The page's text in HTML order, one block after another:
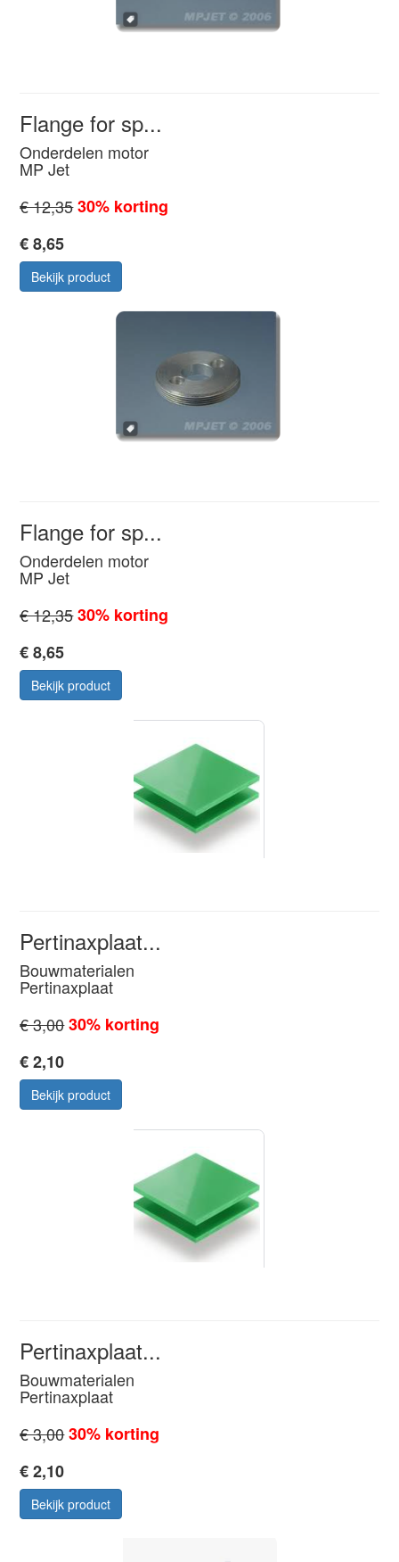
Flange for sp...
Onderdelen motor
MP Jet
€ 12,3530% korting
€ 8,65
Bekijk product
Flange for sp...
Onderdelen motor
MP Jet
€ 12,3530% korting
€ 8,65
Bekijk product
Pertinaxplaat...
Bouwmaterialen
Pertinaxplaat
€ 3,0030% korting
€ 2,10
Bekijk product
Pertinaxplaat...
Bouwmaterialen
Pertinaxplaat
€ 3,0030% korting
€ 2,10
Bekijk product